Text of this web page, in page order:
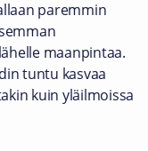
paremmin
maanpintaa.
tuntu kasvaa
kuin yläilmoissa